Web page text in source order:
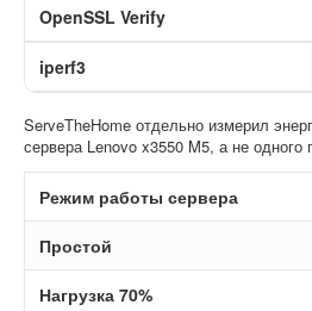
OpenSSL Verify
iperf3
ServeTheHome отдельно измерил
сервера Lenovo x3550 M5, а не одного
Режим работы сервера
Простой
Нагрузка 70%